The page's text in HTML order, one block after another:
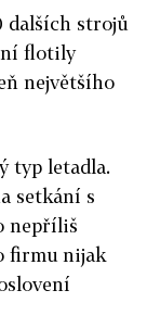
dalších strojů
flotily
největšího
typ letadla.
setkání s
nepříliš
firmu nijak